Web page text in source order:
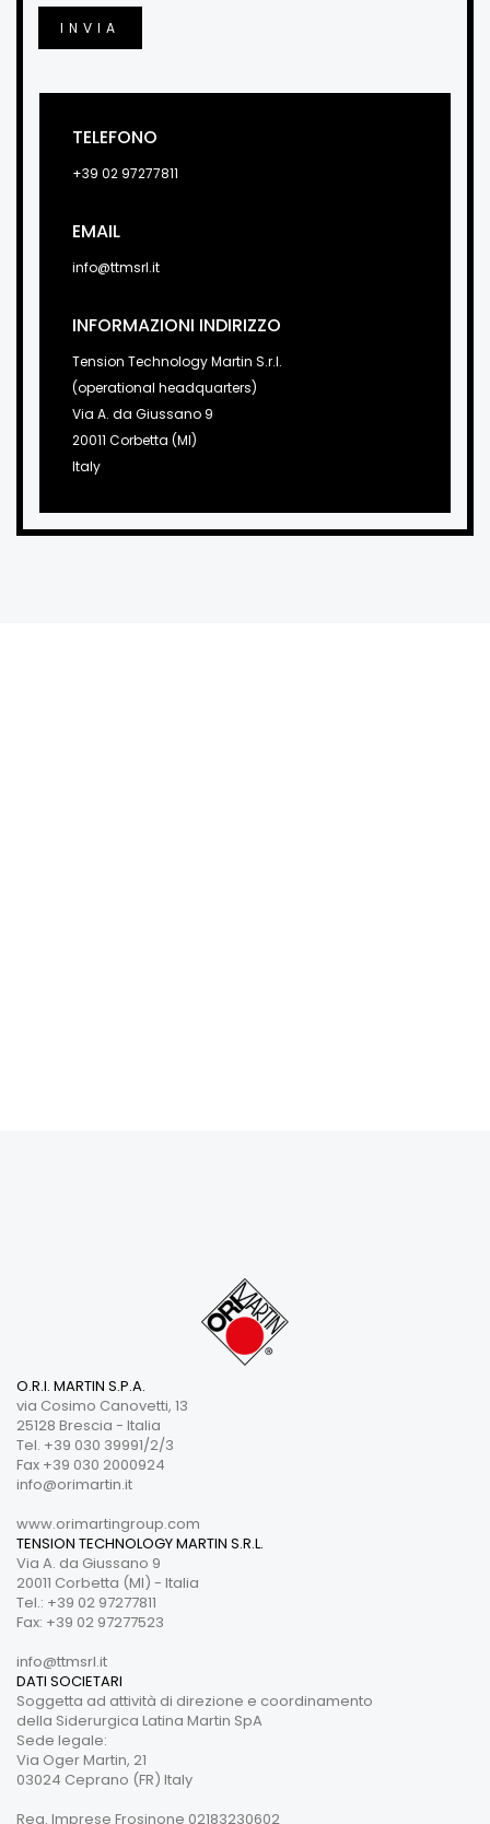
INVIA
TELEFONO
+39 02 97277811
EMAIL
info@ttmsrl.it
INFORMAZIONI INDIRIZZO
Tension Technology Martin S.r.l.
(operational headquarters)
Via A. da Giussano 9
20011 Corbetta (MI)
Italy
O.R.I. MARTIN S.P.A.
via Cosimo Canovetti, 13
25128 Brescia - Italia
Tel. +39 030 39991/2/3
Fax +39 030 2000924
info@orimartin.it
www.orimartingroup.com
TENSION TECHNOLOGY MARTIN S.R.L.
Via A. da Giussano 9
20011 Corbetta (MI) - Italia
Tel.: +39 02 97277811
Fax: +39 02 97277523
info@ttmsrl.it
DATI SOCIETARI
Soggetta ad attività di direzione e coordinamento
della Siderurgica Latina Martin SpA
Sede legale:
Via Oger Martin, 21
03024 Ceprano (FR) Italy
Reg. Imprese Frosinone 02183230602